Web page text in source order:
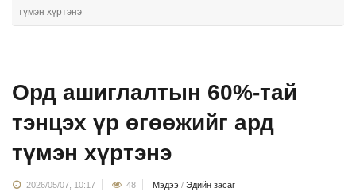
түмэн хүртэнэ
Орд ашиглалтын 60%-тай
тэнцэх үр өгөөжийг ард
түмэн хүртэнэ
2026/05/07, 10:17 48 Мэдээ / Эдийн засаг